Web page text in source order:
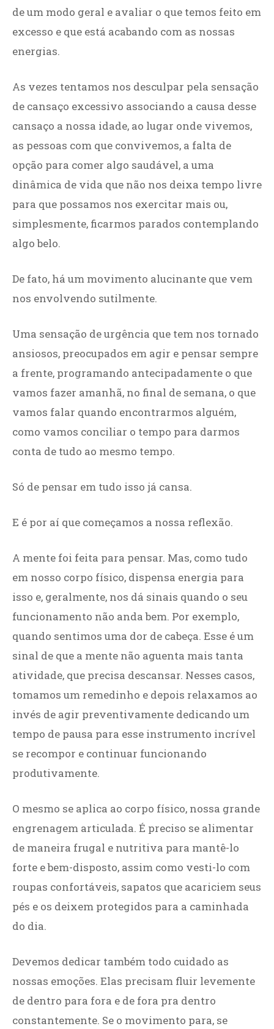
de um modo geral e avaliar o que temos feito em
excesso e que está acabando com as nossas
energias.
As vezes tentamos nos desculpar pela sensação
de cansaço excessivo associando a causa desse
cansaço a nossa idade, ao lugar onde vivemos,
as pessoas com que convivemos, a falta de
opção para comer algo saudável, a uma
dinâmica de vida que não nos deixa tempo livre
para que possamos nos exercitar mais ou,
simplesmente, ficarmos parados contemplando
algo belo.
De fato, há um movimento alucinante que vem
nos envolvendo sutilmente.
Uma sensação de urgência que tem nos tornado
ansiosos, preocupados em agir e pensar sempre
a frente, programando antecipadamente o que
vamos fazer amanhã, no final de semana, o que
vamos falar quando encontrarmos alguém,
como vamos conciliar o tempo para darmos
conta de tudo ao mesmo tempo.
Só de pensar em tudo isso já cansa.
E é por aí que começamos a nossa reflexão.
A mente foi feita para pensar. Mas, como tudo
em nosso corpo físico, dispensa energia para
isso e, geralmente, nos dá sinais quando o seu
funcionamento não anda bem. Por exemplo,
quando sentimos uma dor de cabeça. Esse é um
sinal de que a mente não aguenta mais tanta
atividade, que precisa descansar. Nesses casos,
tomamos um remedinho e depois relaxamos ao
invés de agir preventivamente dedicando um
tempo de pausa para esse instrumento incrível
se recompor e continuar funcionando
produtivamente.
O mesmo se aplica ao corpo físico, nossa grande
engrenagem articulada. É preciso se alimentar
de maneira frugal e nutritiva para mantê-lo
forte e bem-disposto, assim como vesti-lo com
roupas confortáveis, sapatos que acariciem seus
pés e os deixem protegidos para a caminhada
do dia.
Devemos dedicar também todo cuidado as
nossas emoções. Elas precisam fluir levemente
de dentro para fora e de fora pra dentro
constantemente. Se o movimento para, se